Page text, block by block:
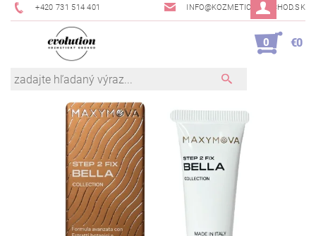
+420 731 514 401 INFO@KOZMETICKYOBCHOD.SK
0 €0